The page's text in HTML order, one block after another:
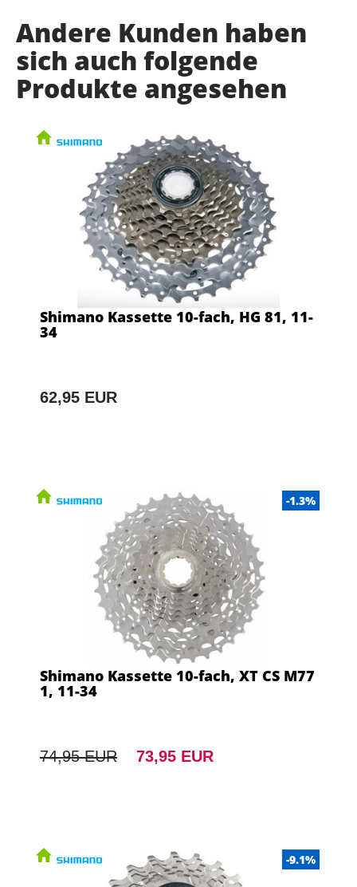
Andere Kunden haben
sich auch folgende
Produkte angesehen
Shimano Kassette 10-fach, HG 81, 11-
34
62,95 EUR
-1.3%
Shimano Kassette 10-fach, XT CS M77
1, 11-34
74,95 EUR 73,95 EUR
-9.1%